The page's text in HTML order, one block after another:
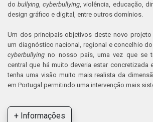
dobullying,cyberbullying, violência, educação,
design gráfico e digital, entre outros domínios.
Um dos principais objetivos deste novo
um diagnóstico nacional, regional e concelhio
cyberbullying no nosso país, uma vez que se
central que há muito deveria estar concretizada
tenha uma visão muito mais realista da
em Portugal permitindo uma intervenção mais
+ Informações